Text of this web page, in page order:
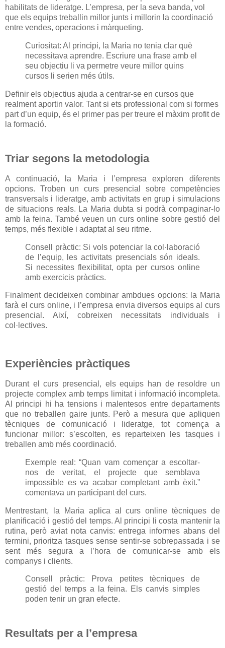
habilitats de lideratge. L’empresa, per la seva banda, vol
que els equips treballin millor junts i millorin la coordinació
entre vendes, operacions i màrqueting.
Curiositat: Al principi, la Maria no tenia clar què
necessitava aprendre. Escriure una frase amb el
seu objectiu li va permetre veure millor quins
cursos li serien més útils.
Definir els objectius ajuda a centrar-se en cursos que
realment aportin valor. Tant si ets professional com si formes
part d’un equip, és el primer pas per treure el màxim profit de
la formació.
Triar segons la metodologia
A continuació, la Maria i l’empresa exploren diferents
opcions. Troben un curs presencial sobre competències
transversals i lideratge, amb activitats en grup i simulacions
de situacions reals. La Maria dubta si podrà compaginar-lo
amb la feina. També veuen un curs online sobre gestió del
temps, més flexible i adaptat al seu ritme.
Consell pràctic: Si vols potenciar la col·laboració
de l’equip, les activitats presencials són ideals.
Si necessites flexibilitat, opta per cursos online
amb exercicis pràctics.
Finalment decideixen combinar ambdues opcions: la Maria
farà el curs online, i l’empresa envia diversos equips al curs
presencial. Així, cobreixen necessitats individuals i
col·lectives.
Experiències pràctiques
Durant el curs presencial, els equips han de resoldre un
projecte complex amb temps limitat i informació incompleta.
Al principi hi ha tensions i malentesos entre departaments
que no treballen gaire junts. Però a mesura que apliquen
tècniques de comunicació i lideratge, tot comença a
funcionar millor: s’escolten, es reparteixen les tasques i
treballen amb més coordinació.
Exemple real: “Quan vam començar a escoltar-
nos de veritat, el projecte que semblava
impossible es va acabar completant amb èxit.”
comentava un participant del curs.
Mentrestant, la Maria aplica al curs online tècniques de
planificació i gestió del temps. Al principi li costa mantenir la
rutina, però aviat nota canvis: entrega informes abans del
termini, prioritza tasques sense sentir-se sobrepassada i se
sent més segura a l’hora de comunicar-se amb els
companys i clients.
Consell pràctic: Prova petites tècniques de
gestió del temps a la feina. Els canvis simples
poden tenir un gran efecte.
Resultats per a l’empresa